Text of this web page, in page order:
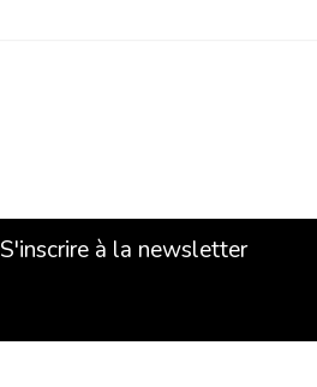
S'inscrire à la newsletter